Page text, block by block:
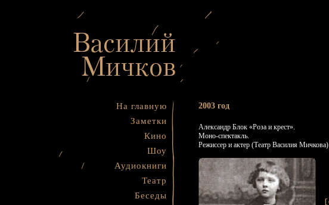
На главную
Заметки
Кино
Шоу
Аудиокниги
Театр
Беседы
2003 год
Александр Блок «Роза и крест».
Моно-спектакль.
Режиссер и актер (Театр Василия Мичкова)